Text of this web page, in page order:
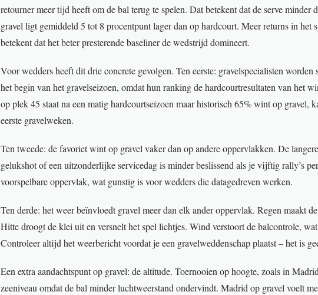
retourner meer tijd heeft om de bal terug te spelen. Dat betekent dat de serve minder
gravel ligt gemiddeld 5 tot 8 procentpunt lager dan op hardcourt. Meer returns in het
betekent dat het beter presterende baseliner de wedstrijd domineert.
Voor wedders heeft dit drie concrete gevolgen. Ten eerste: gravelspecialisten
het begin van het gravelseizoen, omdat hun ranking de hardcourtresultaten van het
op plek 45 staat na een matig hardcourtseizoen maar historisch 65% wint op gravel,
eerste gravelweken.
Ten tweede: de favoriet wint op gravel vaker dan op andere oppervlakken. De
gelukshot of een uitzonderlijke servicedag is minder beslissend als je vijftig rally’s
voorspelbare oppervlak, wat gunstig is voor wedders die datagedreven werken.
Ten derde: het weer beïnvloedt gravel meer dan elk ander oppervlak. Regen maakt
Hitte droogt de klei uit en versnelt het spel lichtjes. Wind verstoort de balcontrole,
Controleer altijd het weerbericht voordat je een gravelweddenschap plaatst – het is
Een extra aandachtspunt op gravel: de altitude. Toernooien op hoogte, zoals in
zeeniveau omdat de bal minder luchtweerstand ondervindt. Madrid op gravel voelt